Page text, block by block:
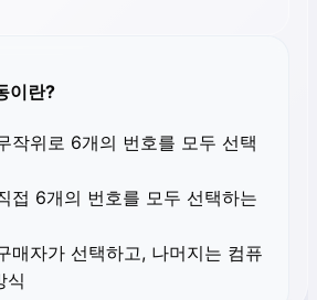
이란?
작위로 6개의 번호를 모두 선택
접 6개의 번호를 모두 선택하는
매자가 선택하고, 나머지는 컴퓨
식